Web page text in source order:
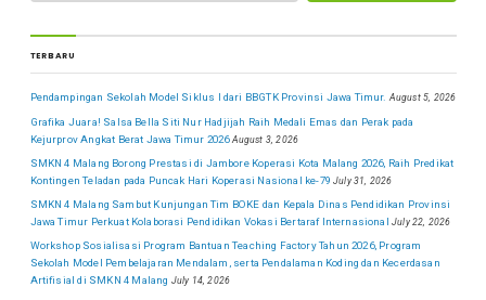
TERBARU
Pendampingan Sekolah Model Siklus I dari BBGTK Provinsi Jawa Timur. August 5, 2026
Grafika Juara! Salsa Bella Siti Nur Hadjijah Raih Medali Emas dan Perak pada
Kejurprov Angkat Berat Jawa Timur 2026 August 3, 2026
SMKN 4 Malang Borong Prestasi di Jambore Koperasi Kota Malang 2026, Raih Predikat
Kontingen Teladan pada Puncak Hari Koperasi Nasional ke-79 July 31, 2026
SMKN 4 Malang Sambut Kunjungan Tim BOKE dan Kepala Dinas Pendidikan Provinsi
Jawa Timur Perkuat Kolaborasi Pendidikan Vokasi Bertaraf Internasional July 22, 2026
Workshop Sosialisasi Program Bantuan Teaching Factory Tahun 2026, Program
Sekolah Model Pembelajaran Mendalam, serta Pendalaman Koding dan Kecerdasan
Artifisial di SMKN 4 Malang July 14, 2026